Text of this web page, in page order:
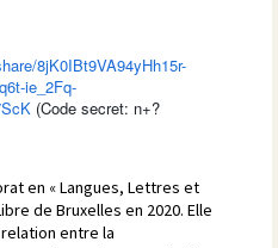
8jK0IBt9VA94yHh15r-
ie_2Fq-
(Code secret: n+?
en « Langues, Lettres et
de Bruxelles en 2020. Elle
entre la